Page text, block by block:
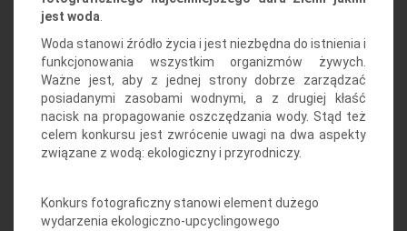
jest woda.
Woda stanowi źródło życia i jest niezbędna do istnienia i
funkcjonowania wszystkim organizmów żywych.
Ważne jest, aby z jednej strony dobrze zarządzać
posiadanymi zasobami wodnymi, a z drugiej kłaść
nacisk na propagowanie oszczędzania wody. Stąd też
celem konkursu jest zwrócenie uwagi na dwa aspekty
związane z wodą: ekologiczny i przyrodniczy.
Konkurs fotograficzny stanowi element dużego
wydarzenia ekologiczno-upcyclingowego